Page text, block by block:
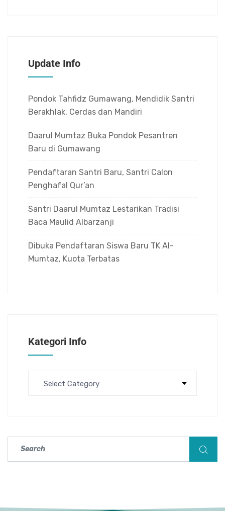
Update Info
Pondok Tahfidz Gumawang, Mendidik Santri
Berakhlak, Cerdas dan Mandiri
Daarul Mumtaz Buka Pondok Pesantren
Baru di Gumawang
Pendaftaran Santri Baru, Santri Calon
Penghafal Qur’an
Santri Daarul Mumtaz Lestarikan Tradisi
Baca Maulid Albarzanji
Dibuka Pendaftaran Siswa Baru TK Al-
Mumtaz, Kuota Terbatas
Kategori Info